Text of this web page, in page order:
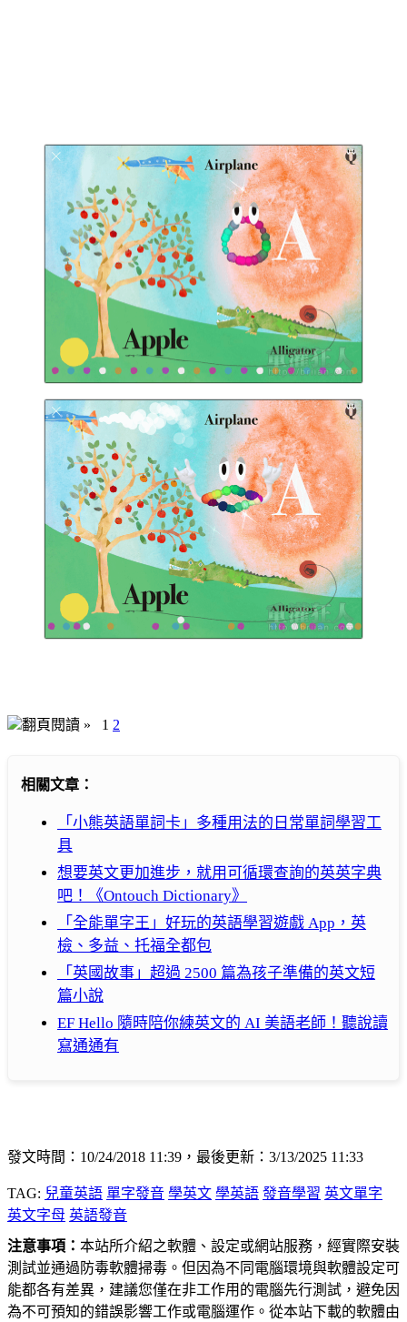
翻頁閱讀 » 1 2
相關文章：
「小熊英語單詞卡」多種用法的日常單詞學習工
具
想要英文更加進步，就用可循環查詢的英英字典
吧！《Ontouch Dictionary》
「全能單字王」好玩的英語學習遊戲 App，英
檢、多益、托福全都包
「英國故事」超過 2500 篇為孩子準備的英文短
篇小說
EF Hello 隨時陪你練英文的 AI 美語老師！聽說讀
寫通通有
發文時間：10/24/2018 11:39，最後更新：3/13/2025 11:33
TAG: 兒童英語 單字發音 學英文 學英語 發音學習 英文單字
英文字母 英語發音
注意事項： 本站所介紹之軟體、設定或網站服務，經實際安裝
測試並通過防毒軟體掃毒。但因為不同電腦環境與軟體設定可
能都各有差異，建議您僅在非工作用的電腦先行測試，避免因
為不可預知的錯誤影響工作或電腦運作。從本站下載的軟體由